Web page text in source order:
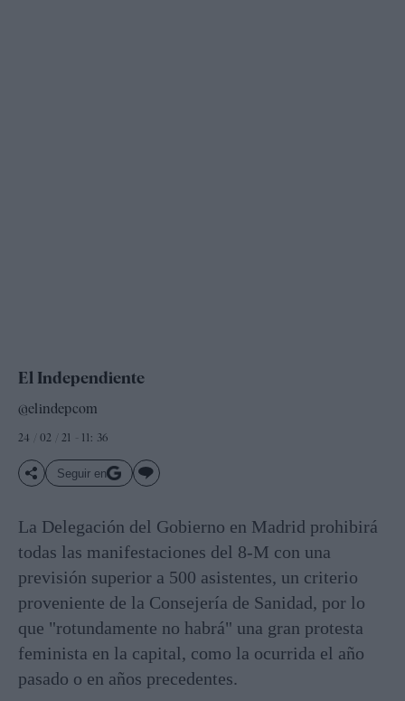
El Independiente
@elindepcom
24 / 02 / 21 - 11: 36
Seguir en
La Delegación del Gobierno en Madrid prohibirá
todas las manifestaciones del 8-M con una
previsión superior a 500 asistentes, un criterio
proveniente de la Consejería de Sanidad, por lo
que "rotundamente no habrá" una gran protesta
feminista en la capital, como la ocurrida el año
pasado o en años precedentes.